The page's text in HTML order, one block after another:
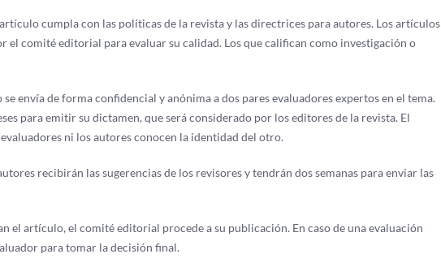
cumpla con las políticas de la revista y las directrices para autores. Los artículos
el comité editorial para evaluar su calidad. Los que califican como investigación o
envía de forma confidencial y anónima a dos pares evaluadores expertos en el tema.
para emitir su dictamen, que será considerado por los editores de la revista. El
ni los autores conocen la identidad del otro.
recibirán las sugerencias de los revisores y tendrán dos semanas para enviar las
el artículo, el comité editorial procede a su publicación. En caso de una evaluación
para tomar la decisión final.